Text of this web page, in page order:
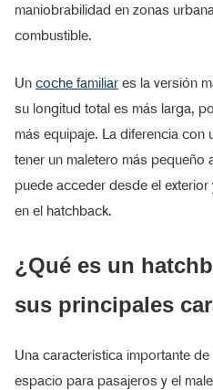
maniobrabilidad en zonas
combustible.
Un coche familiar es la versión
su longitud total es más larga,
más equipaje. La diferencia con
tener un maletero más pequeño
puede acceder desde el
en el hatchback.
¿Qué es un
sus principales
Una característica importante
espacio para pasajeros y el